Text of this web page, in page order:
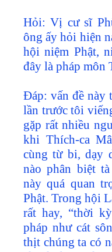
Hỏi: Vị cư sĩ
ông ấy hỏi hiện
hội niệm Phật,
đây là pháp môn
Đáp: vấn đề này
lần trước tôi
gặp rất nhiều
khi Thích-ca
cùng từ bi, dạy
nào phân biệt
này quá quan
Phật. Trong hội
rất hay, “thời
pháp như cát
thịt chúng ta có